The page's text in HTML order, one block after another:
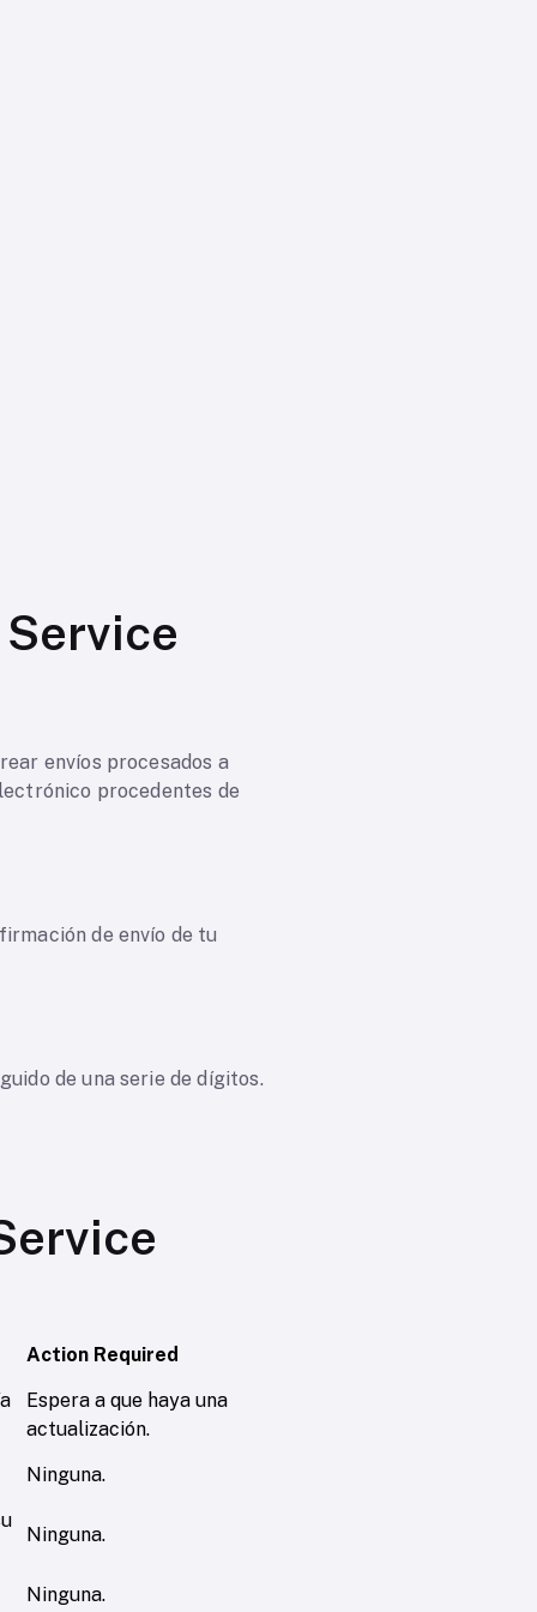
envíos procesados a
procedentes de
de envío de tu
de una serie de dígitos.
Action Required
Espera a que haya una
actualización.
Ninguna.
Ninguna.
Ninguna.